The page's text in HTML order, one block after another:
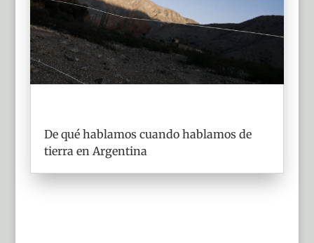
De qué hablamos cuando hablamos de
tierra en Argentina